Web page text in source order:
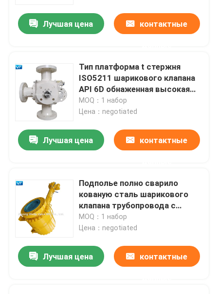
Продукты
О нас
Путешествие фабрики
Лучшая цена контактные
Тип платформа t стержня
ISO5211 шарикового клапана
API 6D обнаженная высокая
трехсторонняя
MOQ：1 набор
Цена：negotiated
Лучшая цена контактные
Подполье полно сварило
кованую сталь шарикового
клапана трубопровода с
электрическим
пневматическим приводом
MOQ：1 набор
Цена：negotiated
Лучшая цена контактные